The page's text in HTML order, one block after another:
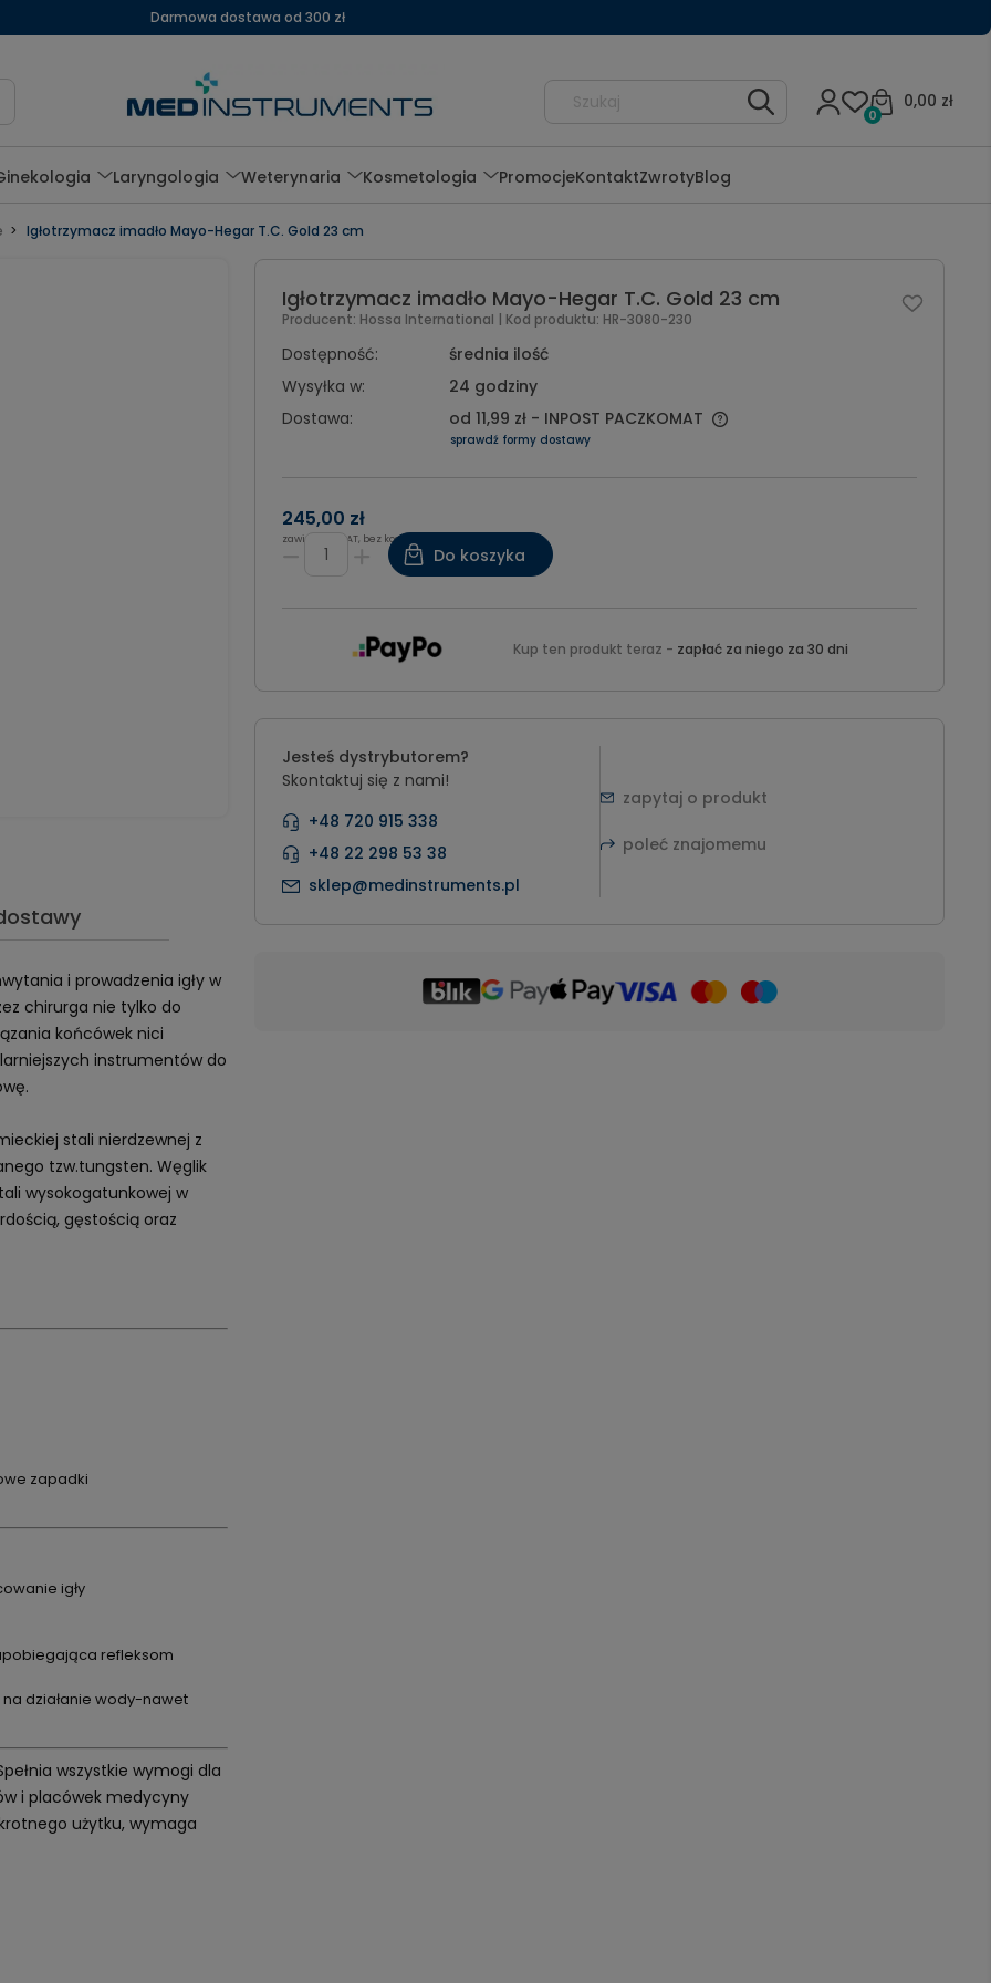
Darmowa dostawa od 300 zł
0,00 zł
0
Laryngologia Weterynaria Kosmetologia PromocjeKontaktZwrotyBlog
Igłotrzymacz imadło Mayo-Hegar T.C. Gold 23 cm
i prowadzenia igły w
chirurga nie tylko do
końcówek nici
instrumentów do
stali nierdzewnej z
tzw.tungsten. Węglik
wysokogatunkowej w
gęstością oraz
zapadki
igły
refleksom
działanie wody-nawet
wszystkie wymogi dla
i placówek medycyny
użytku, wymaga
Igłotrzymacz imadło Mayo-Hegar T.C. Gold 23 cm
Producent: Hossa International | Kod produktu: HR-3080-230
Dostępność:
średnia ilość
Wysyłka w:
24 godziny
Dostawa:
od 11,99 zł - INPOST PACZKOMAT
sprawdź formy dostawy
245,00 zł
zawiera 8% VAT, bez kosztów dostawy
Do koszyka
Kup ten produkt teraz - zapłać za niego za 30 dni
Jesteś dystrybutorem?
Skontaktuj się z nami!
+48 720 915 338
+48 22 298 53 38
sklep@medinstruments.pl
zapytaj o produkt
poleć znajomemu